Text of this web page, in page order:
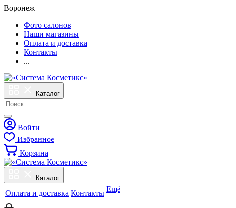
Воронеж
Фото салонов
Наши магазины
Оплата и доставка
Контакты
...
Каталог
Войти
Избранное
Корзина
Каталог
Оплата и доставка Контакты Ещё